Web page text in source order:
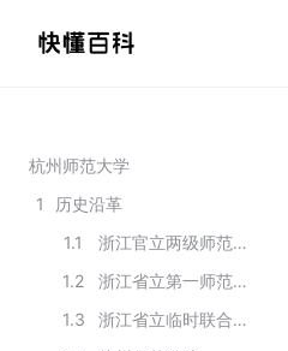
杭州师范大学
1
历史沿革
1.1
浙江官立两级师范学堂
1.2
浙江省立第一师范学校
1.3
浙江省立临时联合中学师范部